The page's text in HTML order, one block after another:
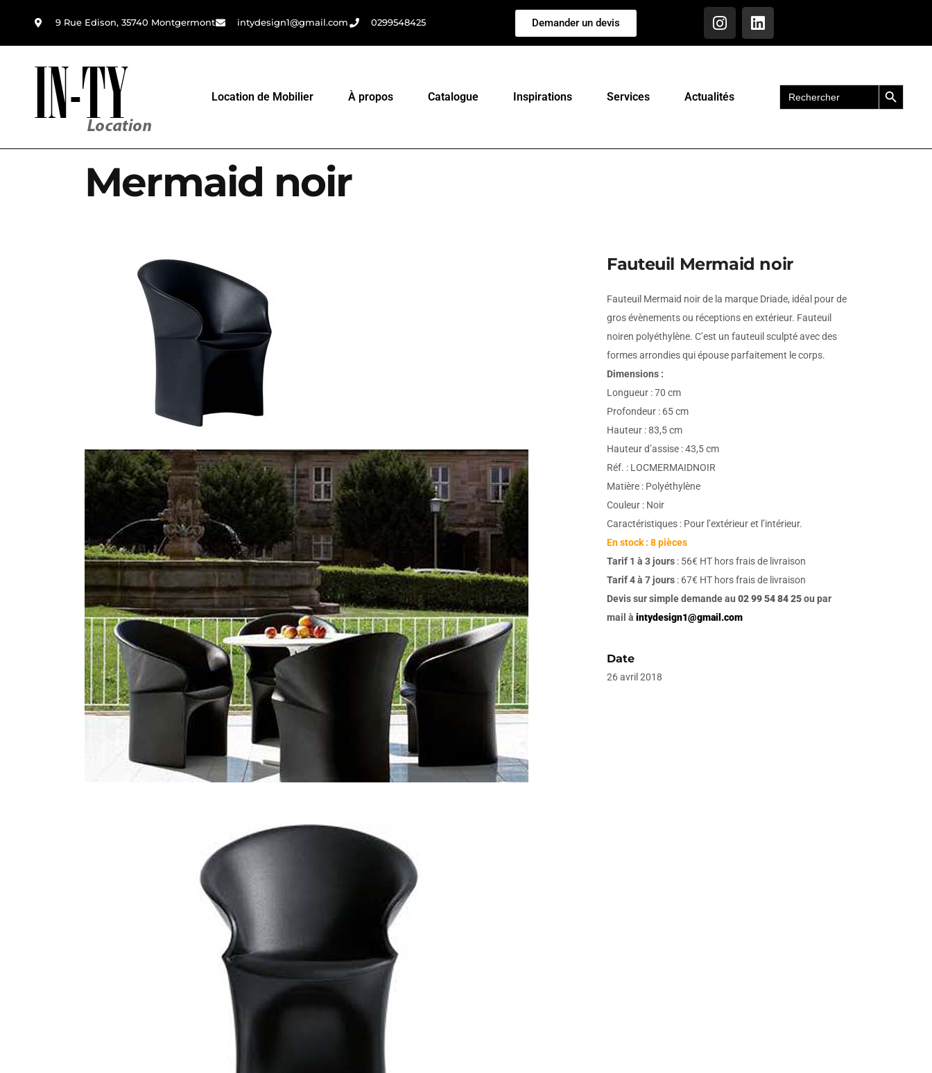
9 Rue Edison, 35740 Montgermont intydesign1@gmail.com 0299548425 Demander un devis
Location de Mobilier À propos Catalogue Inspirations Services Actualités
Search
for:
Search Button
Mermaid noir
Fauteuil Mermaid noir
Fauteuil Mermaid noir de la marque Driade, idéal pour de
gros évènements ou réceptions en extérieur. Fauteuil
noiren polyéthylène. C’est un fauteuil sculpté avec des
formes arrondies qui épouse parfaitement le corps.
Dimensions :
Longueur : 70 cm
Profondeur : 65 cm
Hauteur : 83,5 cm
Hauteur d’assise : 43,5 cm
Réf. : LOCMERMAIDNOIR
Matière : Polyéthylène
Couleur : Noir
Caractéristiques : Pour l’extérieur et l’intérieur.
En stock : 8 pièces
Tarif 1 à 3 jours : 56€ HT hors frais de livraison
Tarif 4 à 7 jours : 67€ HT hors frais de livraison
Devis sur simple demande au02 99 54 84 25ou par
mail à intydesign1@gmail.com
Date
26 avril 2018